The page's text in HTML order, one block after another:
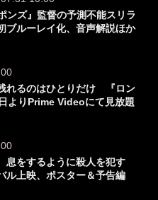
ンズ』監督の予測不能スリラ
ブルーレイ化、音声解説ほか
れるのはひとりだけ 『ロン
よりPrime Videoにて見放題
をするように殺人を犯す
ル上映、ポスター＆予告編